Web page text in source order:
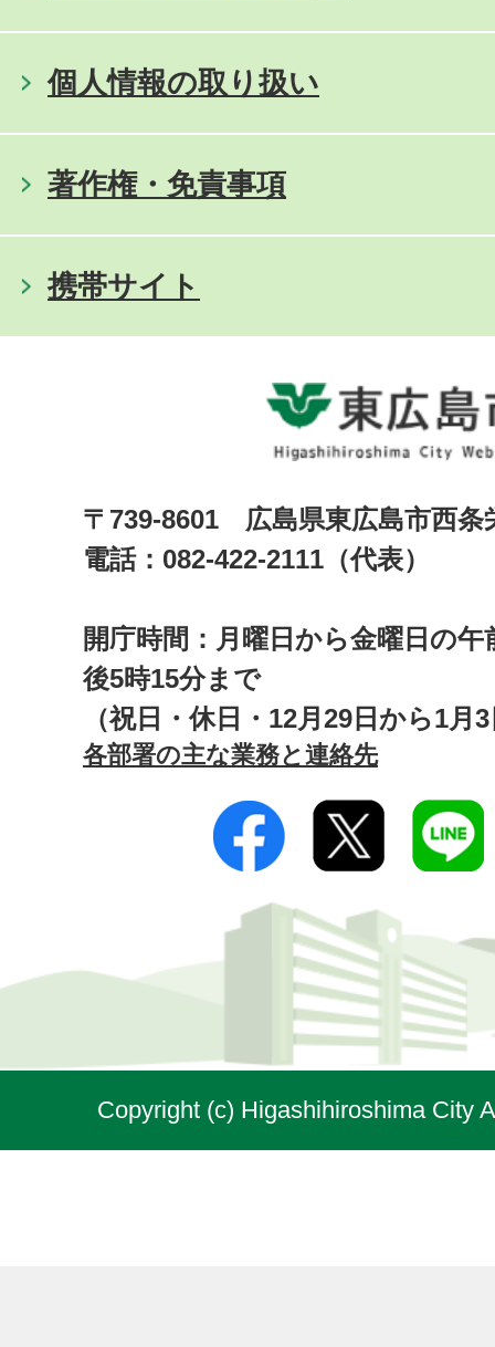
個人情報の取り扱い
著作権・免責事項
携帯サイト
〒739-8601 広島県東広島市西
電話：082-422-2111（代表）
開庁時間：月曜日から金曜日の午
後5時15分まで
（祝日・休日・12月29日から1月
各部署の主な業務と連絡先
Copyright (c) Higashihiroshima City